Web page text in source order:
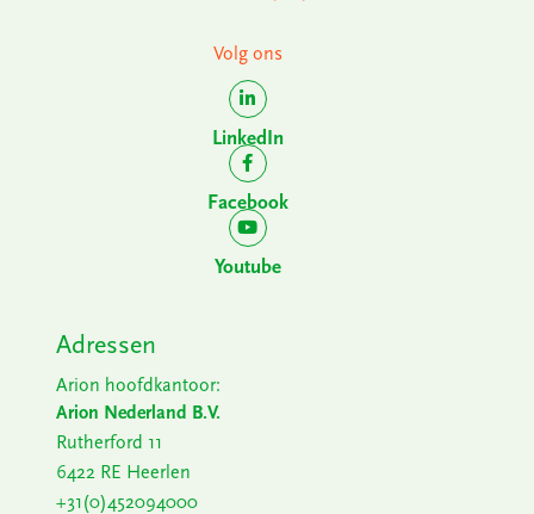
Volg ons
LinkedIn
Facebook
Youtube
Adressen
Arion hoofdkantoor:
Arion Nederland B.V.
Rutherford 11
6422 RE Heerlen
+31(0)452094000